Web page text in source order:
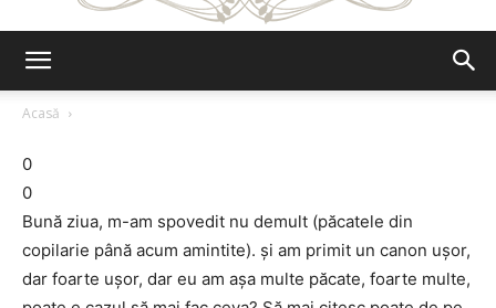
Acasă
0
0
Bună ziua, m-am spovedit nu demult (păcatele din
copilarie până acum amintite). și am primit un canon ușor,
dar foarte ușor, dar eu am așa multe păcate, foarte multe,